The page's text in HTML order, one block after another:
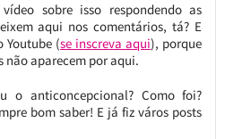
sobre isso respondendo as
aqui nos comentários, tá? E
Youtube (se inscreva aqui), porque
não aparecem por aqui.
o anticoncepcional? Como foi?
bom saber! E já fiz város posts